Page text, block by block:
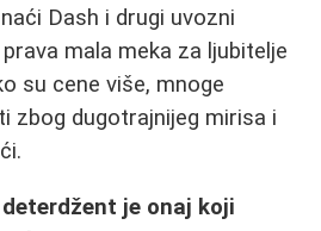
Dash i drugi uvozni
mala meka za ljubitelje
su cene više, mnoge
zbog dugotrajnijeg mirisa i
je onaj koji